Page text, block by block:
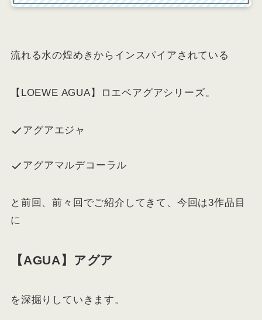
流れる水の煌めきからインスパイアされている
【LOEWE AGUA】ロエベアグアシリーズ。
アグアエジャ
アグアマルデコーラル
と前回、前々回でご紹介してきて、今回は3作品目
に
【AGUA】アグア
を深掘りしていきます。